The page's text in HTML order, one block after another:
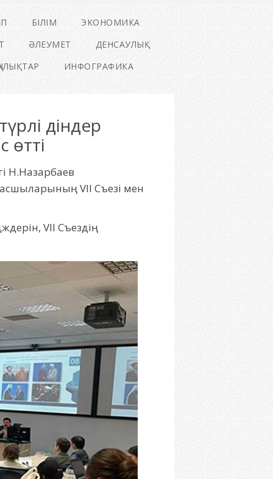
БІЛІМ
ЭКОНОМИКА
ӘЛЕУМЕТ
ДЕНСАУЛЫҚ
ИНФОГРАФИКА
діндер
Н.Назарбаев
VII Съезі мен
оқыды.
VII Съездің